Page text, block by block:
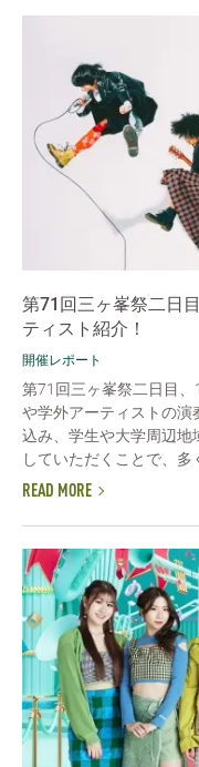
第71回三ヶ峯祭二日
ティスト紹介！
開催レポート
第71回三ヶ峯祭二日目
や学外アーティストの演
込み、学生や大学周辺
していただくことで、多
READ MORE